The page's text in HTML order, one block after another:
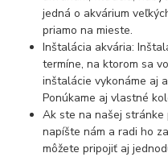
jedná o akvárium
priamo na mieste.
Inštalácia akvária:
termíne, na ktorom sa
inštalácie vykonáme aj
Ponúkame aj vlastné
Ak ste na našej stránke
napíšte nám a radi ho
môžete pripojiť aj